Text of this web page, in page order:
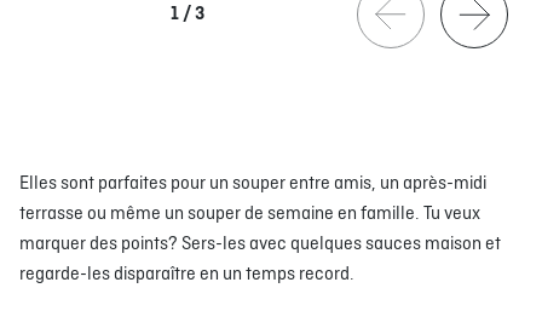
1/3
Elles sont parfaites pour un souper entre amis, un après-midi
terrasse ou même un souper de semaine en famille. Tu veux
marquer des points? Sers-les avec quelques sauces maison et
regarde-les disparaître en un temps record.